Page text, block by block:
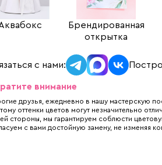
Брендированная
открытка
с нами:
внимание
друзья, ежедневно в нашу мастерскую
оттенки цветов могут незначительно
стороны, мы гарантируем соблюсти
с вами достойную замену, не изменяя